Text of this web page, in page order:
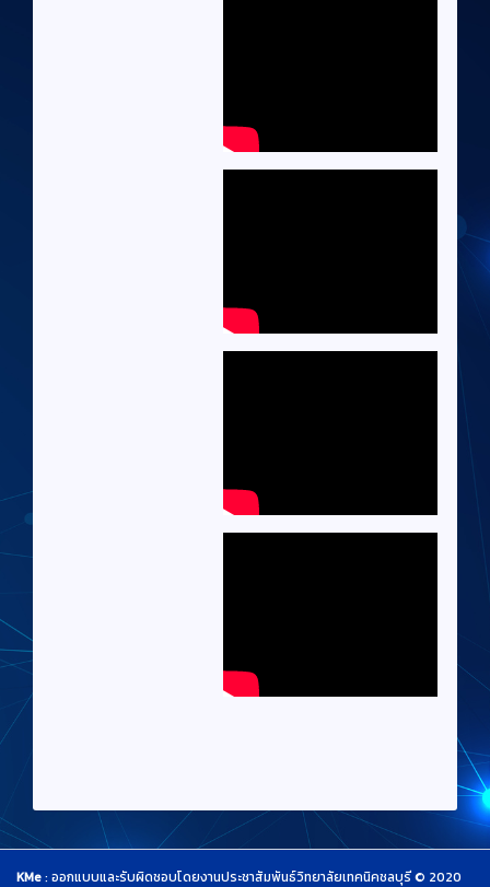
KMe: ออกแบบและรับผิดชอบโดยงานประชาสัมพันธ์วิทยาลัยเทคนิคชลบุรี © 2020